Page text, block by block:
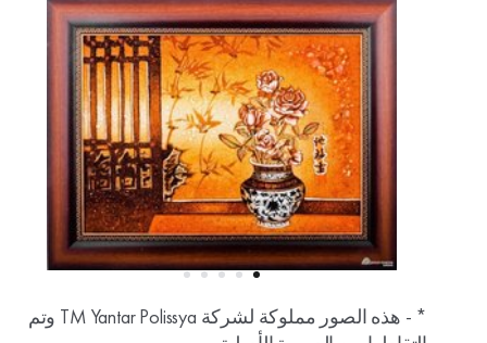
* - هذه الصور مملوكة لشركة TM Yantar Polissya وتم